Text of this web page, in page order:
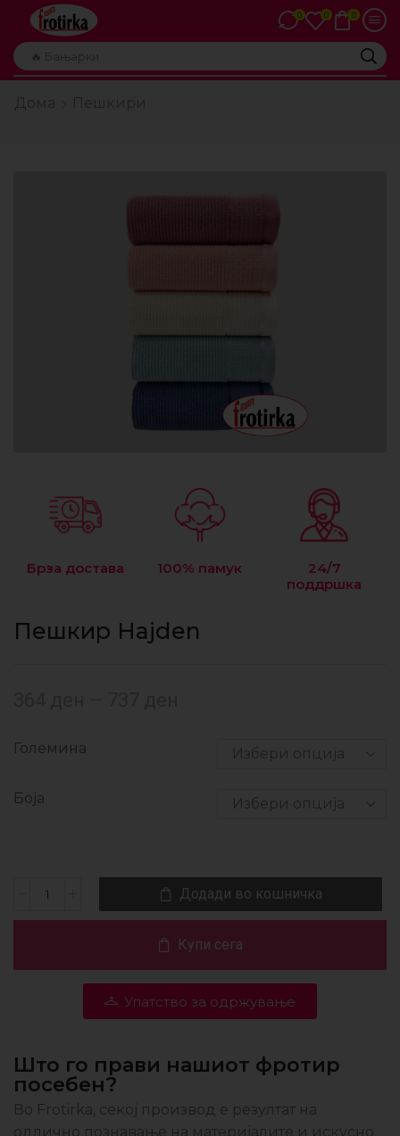
🔥 Бањарки
0 0 0
Брза достава 100% памук
24/7
поддршка
Пешкир Hajden
Големина
Боја
Додади во кошничка
Купи сега
Упатство за одржување
Што го прави нашиот фротир
посебен?
Во Frotirka, секој производ е резултат на
одлично познавање на материјалите и искусно